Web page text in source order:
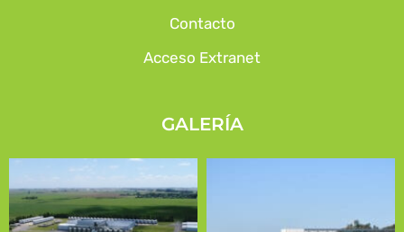
Contacto
Acceso Extranet
GALERÍA